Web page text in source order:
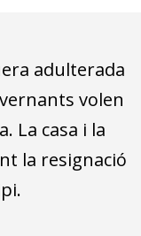
adulterada
volen
La casa i la
la resignació